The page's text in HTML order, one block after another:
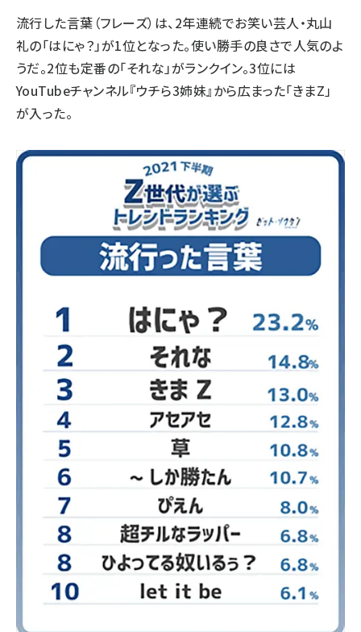
流行した言葉（フレーズ）は、2年連続でお笑い芸人・丸山
礼の「はにゃ？」が1位となった。使い勝手の良さで人気のよ
うだ。2位も定番の「それな」がランクイン。3位には
YouTubeチャンネル『ウチら3姉妹』から広まった「きまZ」
が入った。